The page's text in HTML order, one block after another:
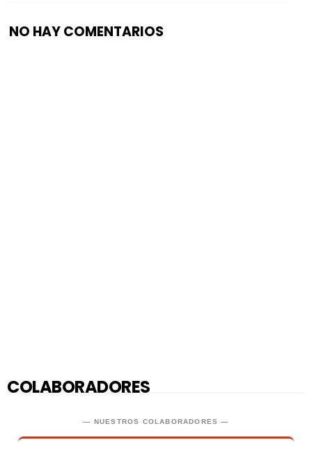
NO HAY COMENTARIOS
COLABORADORES
— NUESTROS COLABORADORES —